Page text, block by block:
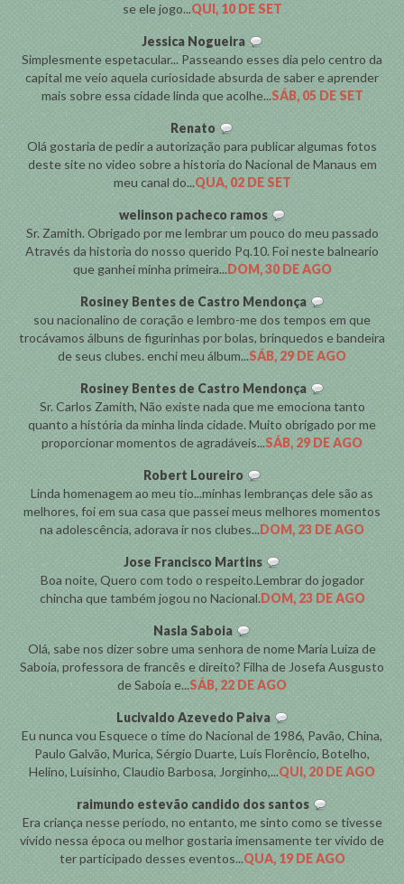
se ele jogo...QUI, 10 DE SET
Jessica Nogueira
Simplesmente espetacular... Passeando esses dia pelo centro da
capital me veio aquela curiosidade absurda de saber e aprender
mais sobre essa cidade linda que acolhe...SÁB, 05 DE SET
Renato
Olá gostaria de pedir a autorização para publicar algumas fotos
deste site no video sobre a historia do Nacional de Manaus em
meu canal do...QUA, 02 DE SET
welinson pacheco ramos
Sr. Zamith. Obrigado por me lembrar um pouco do meu passado
Através da historia do nosso querido Pq.10. Foi neste balneario
que ganhei minha primeira...DOM, 30 DE AGO
Rosiney Bentes de Castro Mendonça
sou nacionalino de coração e lembro-me dos tempos em que
trocávamos álbuns de figurinhas por bolas, brinquedos e bandeira
de seus clubes. enchi meu álbum...SÁB, 29 DE AGO
Rosiney Bentes de Castro Mendonça
Sr. Carlos Zamith, Não existe nada que me emociona tanto
quanto a história da minha linda cidade. Muito obrigado por me
proporcionar momentos de agradáveis...SÁB, 29 DE AGO
Robert Loureiro
Linda homenagem ao meu tio...minhas lembranças dele são as
melhores, foi em sua casa que passei meus melhores momentos
na adolescência, adorava ir nos clubes...DOM, 23 DE AGO
Jose Francisco Martins
Boa noite, Quero com todo o respeito.Lembrar do jogador
chincha que também jogou no Nacional.DOM, 23 DE AGO
Nasla Saboia
Olá, sabe nos dizer sobre uma senhora de nome Maria Luiza de
Saboia, professora de francês e direito? Filha de Josefa Ausgusto
de Saboia e...SÁB, 22 DE AGO
Lucivaldo Azevedo Paiva
Eu nunca vou Esquece o time do Nacional de 1986, Pavão, China,
Paulo Galvão, Murica, Sérgio Duarte, Luís Florêncio, Botelho,
Helino, Luísinho, Claudio Barbosa, Jorginho,...QUI, 20 DE AGO
raimundo estevão candido dos santos
Era criança nesse período, no entanto, me sinto como se tivesse
vivido nessa época ou melhor gostaria imensamente ter vivido de
ter participado desses eventos...QUA, 19 DE AGO